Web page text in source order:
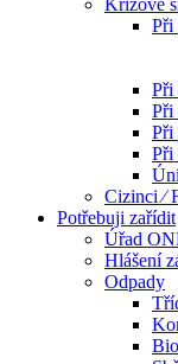
Krizové
Při
Při
Při
Při
Při
Cizinci ⁄
Potřebuji zařídit
Úřad
Hlášení
Odpady